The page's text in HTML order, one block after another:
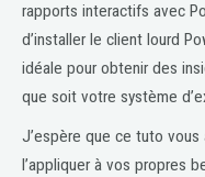
rapports interactifs avec
d’installer le client lourd
idéale pour obtenir des
que soit votre système
J’espère que ce tuto
l’appliquer à vos propres